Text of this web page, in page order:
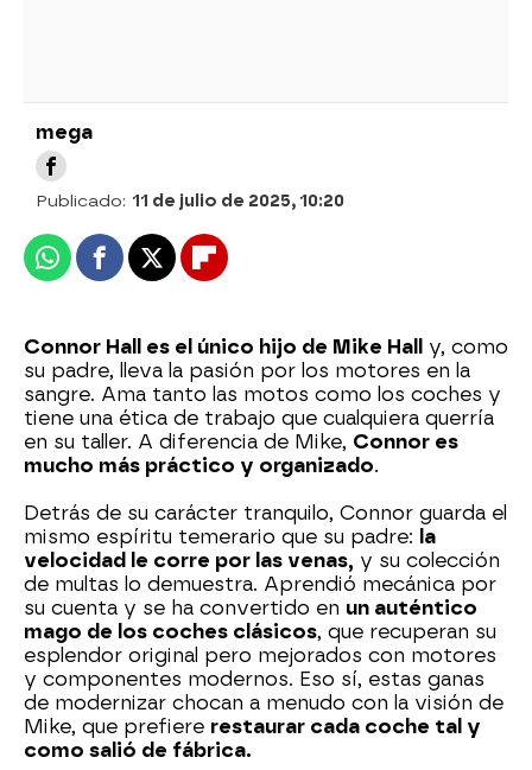
mega
Publicado: 11 de julio de 2025, 10:20
WhatsappFacebook
X Flipboard
Connor Hall es el único hijo de Mike Hall
y, como
su padre, lleva la pasión por los motores en la
sangre. Ama tanto las motos como los coches y
tiene una ética de trabajo que cualquiera querría
en su taller. A diferencia de Mike, Connor es
mucho más práctico y organizado.
Detrás de su carácter tranquilo, Connor guarda el
mismo espíritu temerario que su padre: la
velocidad le corre por las venas, y su colección
de multas lo demuestra. Aprendió mecánica por
su cuenta y se ha convertido en un auténtico
mago de los coches clásicos, que recuperan su
esplendor original pero mejorados con motores
y componentes modernos. Eso sí, estas ganas
de modernizar chocan a menudo con la visión de
Mike, que prefiere restaurar cada coche tal y
como salió de fábrica.